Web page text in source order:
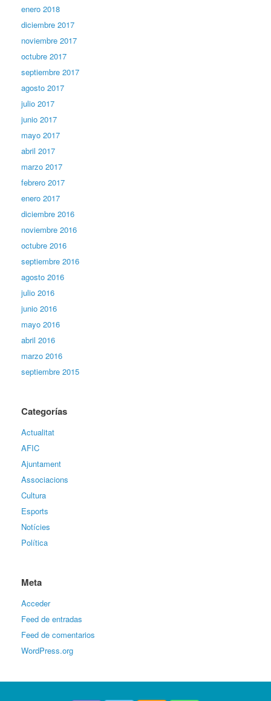
enero 2018
diciembre 2017
noviembre 2017
octubre 2017
septiembre 2017
agosto 2017
julio 2017
junio 2017
mayo 2017
abril 2017
marzo 2017
febrero 2017
enero 2017
diciembre 2016
noviembre 2016
octubre 2016
septiembre 2016
agosto 2016
julio 2016
junio 2016
mayo 2016
abril 2016
marzo 2016
septiembre 2015
Categorías
Actualitat
AFIC
Ajuntament
Associacions
Cultura
Esports
Notícies
Política
Meta
Acceder
Feed de entradas
Feed de comentarios
WordPress.org